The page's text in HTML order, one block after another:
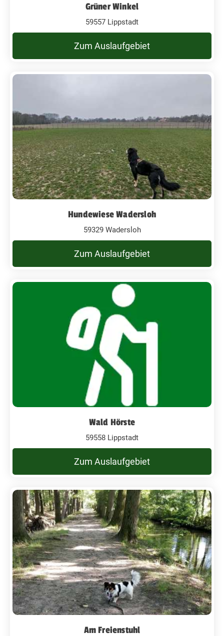
Grüner Winkel
59557 Lippstadt
Zum Auslaufgebiet
Hundewiese Wadersloh
59329 Wadersloh
Zum Auslaufgebiet
Wald Hörste
59558 Lippstadt
Zum Auslaufgebiet
Am Freienstuhl